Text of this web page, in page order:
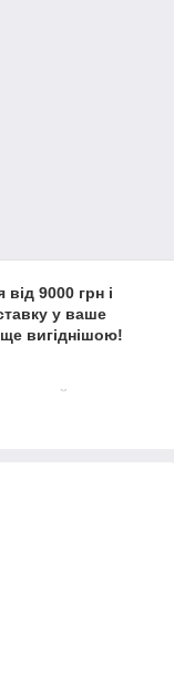
9000 грн і
у ваше
вигіднішою!
і надайте своєму